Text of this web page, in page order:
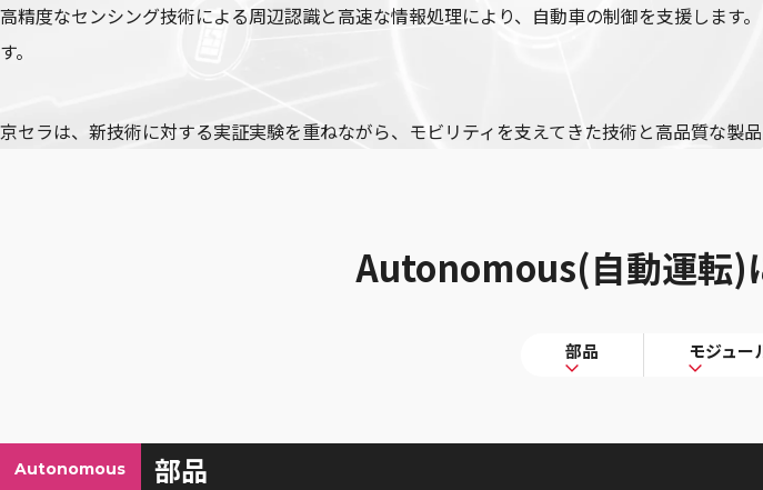
高精度なセンシング技術による周辺認識と高速な情報処理により、自動車の制御を支援しま
す。
京セラは、新技術に対する実証実験を重ねながら、モビリティを支えてきた技術と高品質な製
Autonomous(自動運転)
部品 モジュー
Autonomous 部品